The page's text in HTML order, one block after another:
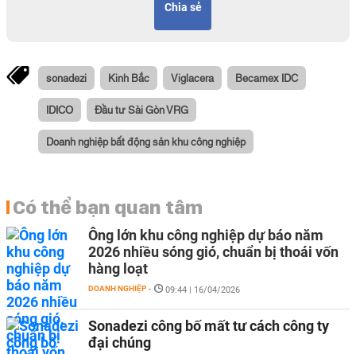
Chia sẻ
sonadezi Kinh Bắc Viglacera Becamex IDC
IDICO Đầu tư Sài Gòn VRG
Doanh nghiệp bất động sản khu công nghiệp
Có thể bạn quan tâm
Ông lớn khu công nghiệp dự báo năm
2026 nhiều sóng gió, chuẩn bị thoái vốn
hàng loạt
DOANH NGHIỆP - 09:44 | 16/04/2026
Sonadezi công bố mất tư cách công ty
đại chúng